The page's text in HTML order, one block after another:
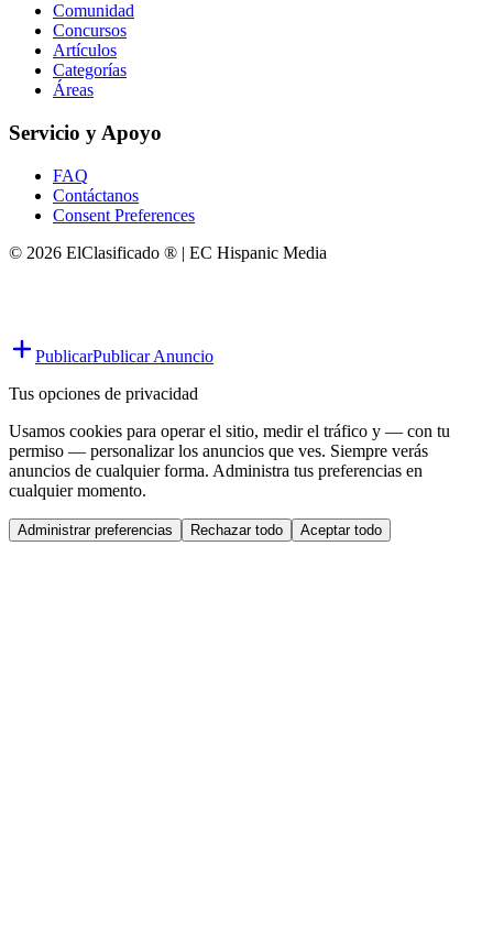
Comunidad
Concursos
Artículos
Categorías
Áreas
Servicio y Apoyo
FAQ
Contáctanos
Consent Preferences
© 2026 ElClasificado ® | EC Hispanic Media
PublicarPublicar Anuncio
Tus opciones de privacidad
Usamos cookies para operar el sitio, medir el tráfico y — con tu
permiso — personalizar los anuncios que ves. Siempre verás
anuncios de cualquier forma. Administra tus preferencias en
cualquier momento.
Administrar preferencias Rechazar todo Aceptar todo